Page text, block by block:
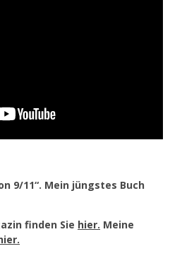
9/11“. Mein jüngstes Buch
finden Sie hier. Meine